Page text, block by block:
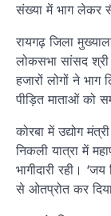
संख्या में भाग लेकर
रायगढ़ जिला
लोकसभा सांसद श्री
हजारों लोगों ने
पीड़ित माताओं को
कोरबा में उद्योग
निकली यात्रा में
भागीदारी रही।
से ओतप्रोत कर